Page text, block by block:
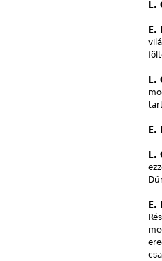
L.
E.
L.
E.
L.
E.